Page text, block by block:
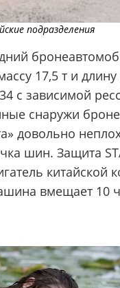
подразделения
17,5 т и длину
с зависимой
снаружи
довольно
шин. Защита
китайской
вмещает 10